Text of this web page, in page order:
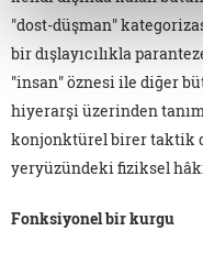
"dost-düşman"
bir dışlayıcılıkla
"insan" öznesi ile diğer
hiyerarşi üzerinden
konjonktürel birer taktik
yeryüzündeki fiziksel
Fonksiyonel bir kurgu